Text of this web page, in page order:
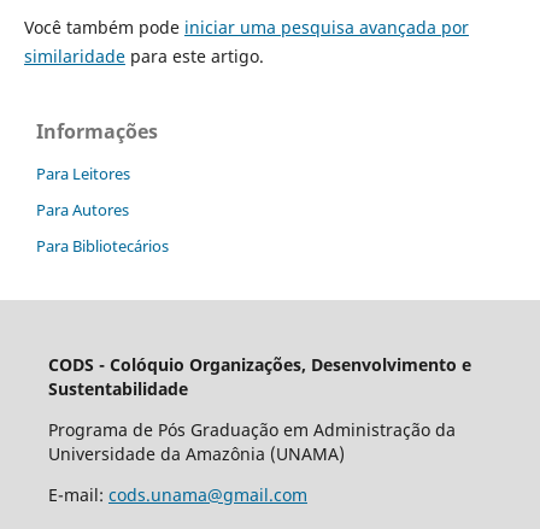
Você também pode iniciar uma pesquisa avançada por
similaridadepara este artigo.
Informações
Para Leitores
Para Autores
Para Bibliotecários
CODS - Colóquio Organizações, Desenvolvimento e
Sustentabilidade
Programa de Pós Graduação em Administração da
Universidade da Amazônia (UNAMA)
E-mail: cods.unama@gmail.com